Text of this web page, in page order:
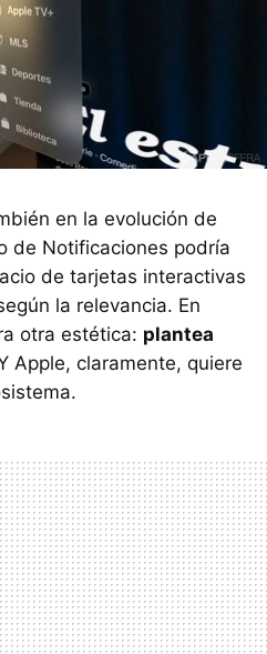
en la evolución de
de Notificaciones podría
de tarjetas interactivas
la relevancia. En
otra estética: plantea
Apple, claramente, quiere